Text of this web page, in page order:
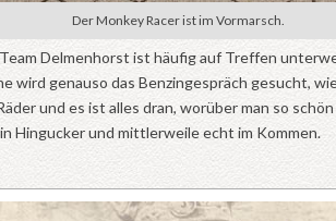
Der Monkey Racer ist im Vormarsch.
Delmenhorst ist häufig auf Treffen
wird genauso das Benzingespräch gesucht,
und es ist alles dran, worüber man so
Hingucker und mittlerweile echt im Kommen.